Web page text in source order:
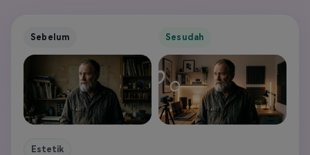
Sebelum Sesudah
Estetik